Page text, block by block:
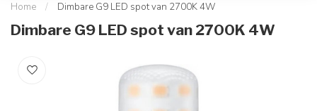
Home / Dimbare G9 LED spot van 2700K 4W
Dimbare G9 LED spot van 2700K 4W